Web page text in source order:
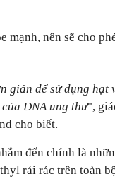
mạnh, nên sẽ cho
giản để sử dụng hạt
DNA ung thư",
cho biết.
đến chính là
rải rác trên toàn